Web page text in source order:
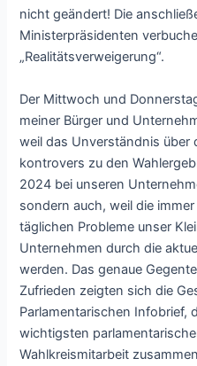
nicht geändert! Die
Ministerpräsidenten
„Realitätsverweigerung“.
Der Mittwoch und
meiner Bürger und
weil das Unverständnis über
kontrovers zu den
2024 bei unseren
sondern auch, weil die
täglichen Probleme unser
Unternehmen durch die
werden. Das genaue
Zufrieden zeigten sich die
Parlamentarischen Infobrief,
wichtigsten
Wahlkreismitarbeit